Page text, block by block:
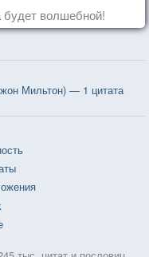
будет волшебной!
Мильтон) — 1 цитата